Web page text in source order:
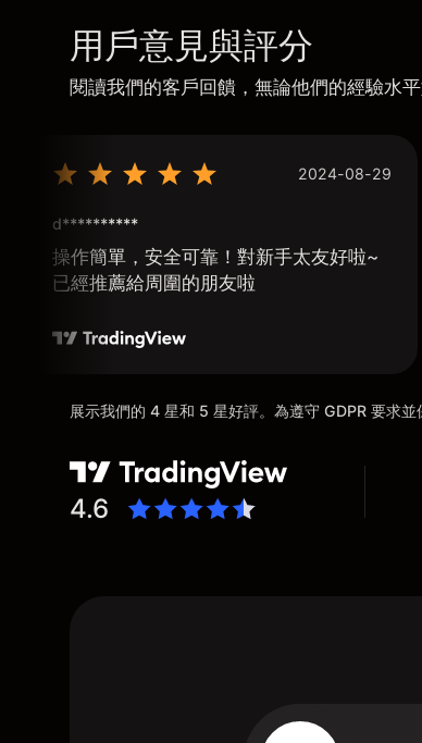
用戶意見與評分
閱讀我們的客戶回饋，無論他們的經驗水平
2024-08-29
d**********
操作簡單，安全可靠！對新手太友好啦~
已經推薦給周圍的朋友啦
展示我們的 4 星和 5 星好評。為遵守 GDPR 要求
4.6